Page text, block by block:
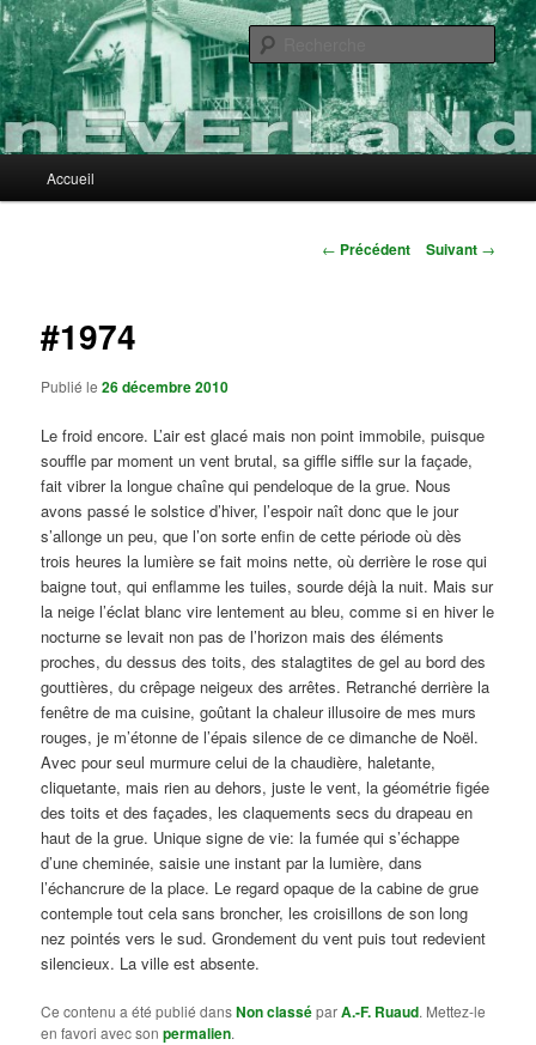
Aller
au
contenu
principalnEvErLaNd
principal
Accueil
Navigation
← Précédent Suivant →
#1974
Publié le26 décembre 2010
Le froid encore. L’air est glacé mais non point immobile, puisque
souffle par moment un vent brutal, sa giffle siffle sur la façade,
fait vibrer la longue chaîne qui pendeloque de la grue. Nous
avons passé le solstice d’hiver, l’espoir naît donc que le jour
s’allonge un peu, que l’on sorte enfin de cette période où dès
trois heures la lumière se fait moins nette, où derrière le rose qui
baigne tout, qui enflamme les tuiles, sourde déjà la nuit. Mais sur
la neige l’éclat blanc vire lentement au bleu, comme si en hiver le
nocturne se levait non pas de l’horizon mais des éléments
proches, du dessus des toits, des stalagtites de gel au bord des
gouttières, du crêpage neigeux des arrêtes. Retranché derrière la
fenêtre de ma cuisine, goûtant la chaleur illusoire de mes murs
rouges, je m’étonne de l’épais silence de ce dimanche de Noël.
Avec pour seul murmure celui de la chaudière, haletante,
cliquetante, mais rien au dehors, juste le vent, la géométrie figée
des toits et des façades, les claquements secs du drapeau en
haut de la grue. Unique signe de vie: la fumée qui s’échappe
d’une cheminée, saisie une instant par la lumière, dans
l’échancrure de la place. Le regard opaque de la cabine de grue
contemple tout cela sans broncher, les croisillons de son long
nez pointés vers le sud. Grondement du vent puis tout redevient
silencieux. La ville est absente.
Ce contenu a été publié dansNon classéparA.-F. Ruaud. Mettez-le
en favori avec sonpermalien.